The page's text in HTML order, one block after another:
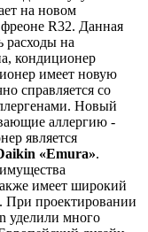
на новом
R32. Данная
расходы на
кондиционер
имеет новую
справляется со
Новый
аллергию -
является
«Emura».
имеет широкий
проектировании
уделили много